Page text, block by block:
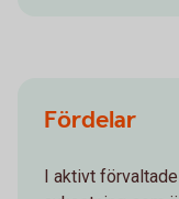
Fördelar
I aktivt